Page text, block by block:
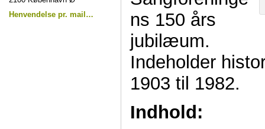
Henvendelse pr. mail…
ns 150 års
jubilæum.
Indeholder
1903 til 1982.
Indhold: